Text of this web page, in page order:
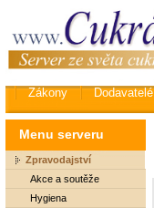
Zákony Dodavatelé
Menu serveru
Zpravodajství
Akce a soutěže
Hygiena